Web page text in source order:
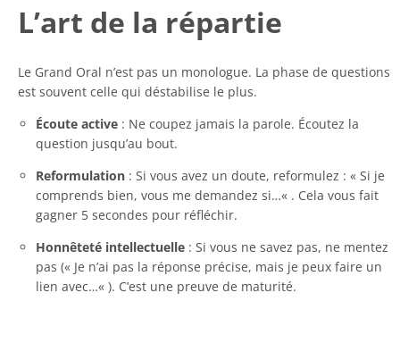
L’art de la répartie
Le Grand Oral n’est pas un monologue. La phase de questions
est souvent celle qui déstabilise le plus.
Écoute active : Ne coupez jamais la parole. Écoutez la
question jusqu’au bout.
Reformulation : Si vous avez un doute, reformulez : « Si je
comprends bien, vous me demandez si…« . Cela vous fait
gagner 5 secondes pour réfléchir.
Honnêteté intellectuelle : Si vous ne savez pas, ne mentez
pas (« Je n’ai pas la réponse précise, mais je peux faire un
lien avec…« ). C’est une preuve de maturité.